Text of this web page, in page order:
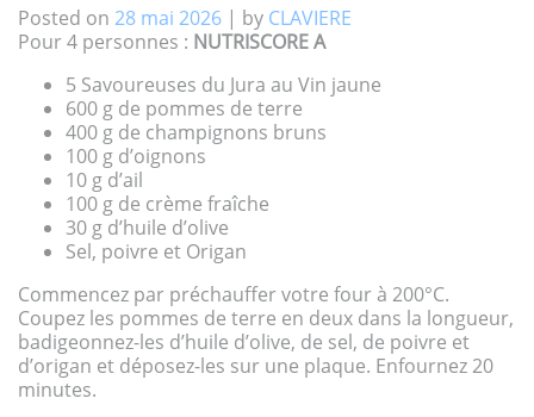
Posted on 28 mai 2026 | by CLAVIERE
Pour 4 personnes : NUTRISCORE A
5 Savoureuses du Jura au Vin jaune
600 g de pommes de terre
400 g de champignons bruns
100 g d’oignons
10 g d’ail
100 g de crème fraîche
30 g d’huile d’olive
Sel, poivre et Origan
Commencez par préchauffer votre four à 200°C.
Coupez les pommes de terre en deux dans la longueur,
badigeonnez-les d’huile d’olive, de sel, de poivre et
d’origan et déposez-les sur une plaque. Enfournez 20
minutes.